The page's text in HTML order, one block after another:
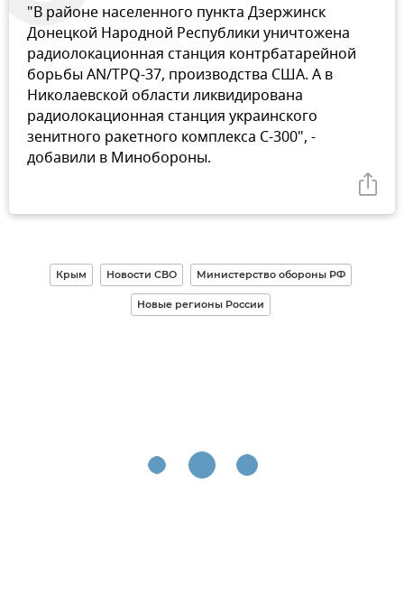
"В районе населенного пункта Дзержинск
Донецкой Народной Республики уничтожена
радиолокационная станция контрбатарейной
борьбы AN/TPQ-37, производства США. А в
Николаевской области ликвидирована
радиолокационная станция украинского
зенитного ракетного комплекса С-300", -
добавили в Минобороны.
Крым Новости СВО Министерство обороны РФ
Новые регионы России